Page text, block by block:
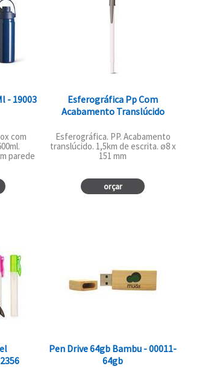
- 19003
com
parede
Esferográfica Pp Com
Acabamento Translúcido
Esferográfica. PP. Acabamento
translúcido. 1,5km de escrita. ø8 x
151 mm
orçar
Pen Drive 64gb Bambu - 00011-
64gb